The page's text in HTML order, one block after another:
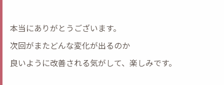
本当にありがとうございます。
次回がまたどんな変化が出るのか
良いように改善される気がして、楽しみです。